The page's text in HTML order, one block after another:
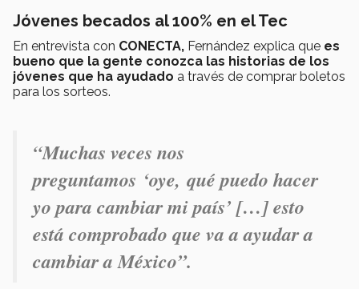
Jóvenes becados al 100% en el Tec
En entrevista con CONECTA, Fernández explica que es
bueno que la gente conozca las historias de los
jóvenes que ha ayudado a través de comprar boletos
para los sorteos.
“Muchas veces nos
preguntamos ‘oye, qué puedo hacer
yo para cambiar mi país’ […] esto
está comprobado que va a ayudar a
cambiar a México”.